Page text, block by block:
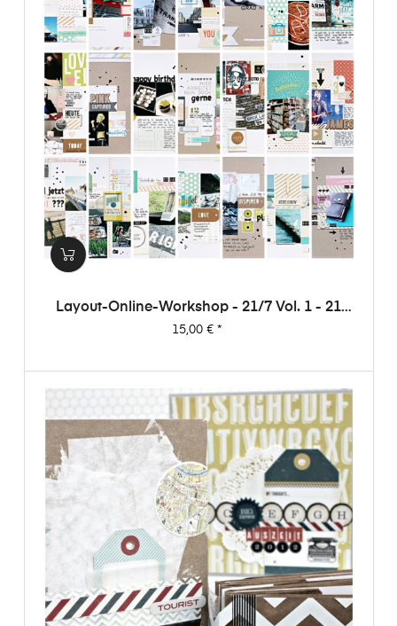
Layout-Online-Workshop - 21/7 Vol. 1 - 21
Layouts Aus 7 Papieren (von Dani)
Preis
15,00 €*